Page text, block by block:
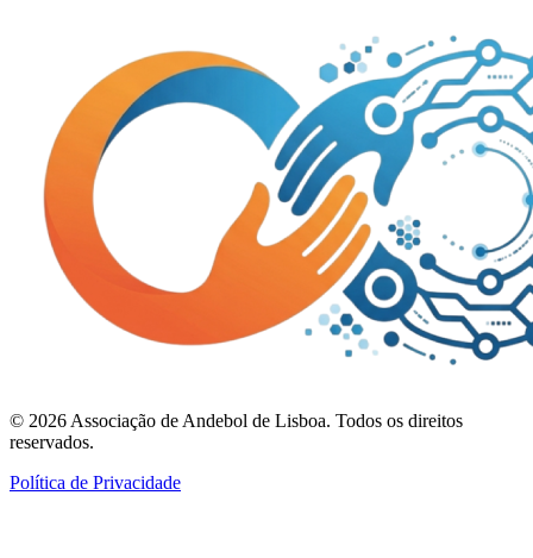
© 2026 Associação de Andebol de Lisboa. Todos os direitos
reservados.
Política de Privacidade